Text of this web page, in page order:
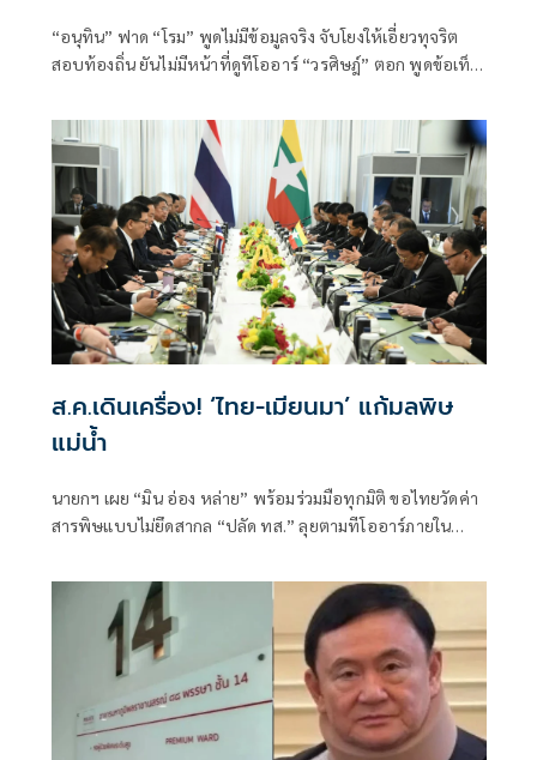
“อนุทิน” ฟาด “โรม” พูดไม่มีข้อมูลจริง จับโยงให้เอี่ยวทุจริต
สอบท้องถิ่น ยันไม่มีหน้าที่ดูทีโออาร์ “วรศิษฎ์” ตอก พูดข้อเท็จ
ส.ค.เดินเครื่อง! ‘ไทย-เมียนมา’ แก้มลพิษ
แม่นํ้า
นายกฯ เผย “มิน อ่อง หล่าย” พร้อมร่วมมือทุกมิติ ขอไทยวัดค่า
สารพิษแบบไม่ยึดสากล “ปลัด ทส.” ลุยตามทีโออาร์ภายใน
การทูตไทยบนเวทีโลก